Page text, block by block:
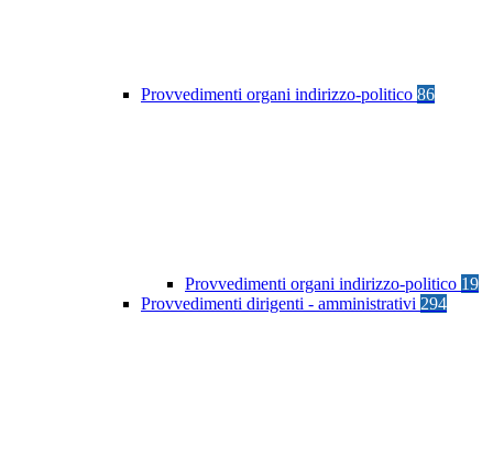
Provvedimenti organi indirizzo-politico 86
Provvedimenti organi indirizzo-politico 19
Provvedimenti dirigenti - amministrativi 294